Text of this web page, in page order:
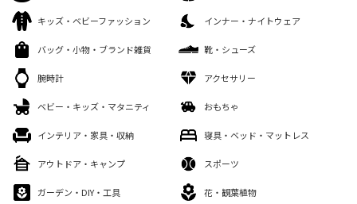
キッズ・ベビーファッション インナー・ナイトウェア
バッグ・小物・ブランド雑貨 靴・シューズ
腕時計 アクセサリー
ベビー・キッズ・マタニティ おもちゃ
インテリア・家具・収納 寝具・ベッド・マットレス
アウトドア・キャンプ スポーツ
ガーデン・DIY・工具 花・観葉植物